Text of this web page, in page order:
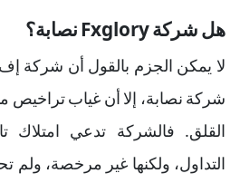
هل شركة Fxglory نصابة؟
شركة نصابة، إلا أن غياب تراخيص
القلق. فالشركة تدعي
التداول، ولكنها غير مرخصة،